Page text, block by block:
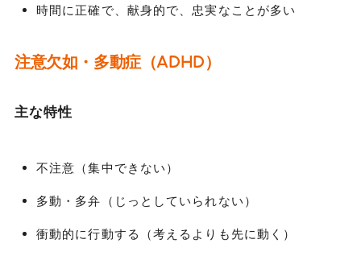
時間に正確で、献身的で、忠実なことが多い
注意欠如・多動症（ADHD）
主な特性
不注意（集中できない）
多動・多弁（じっとしていられない）
衝動的に行動する（考えるよりも先に動く）